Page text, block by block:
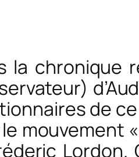
chronique
de
mouvement